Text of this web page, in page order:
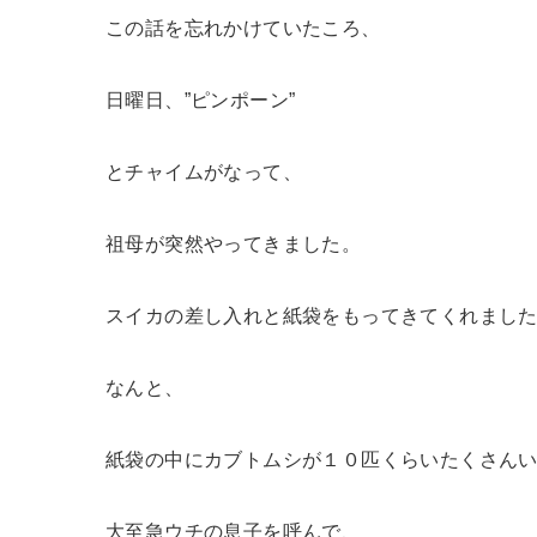
この話を忘れかけていたころ、
日曜日、”ピンポーン”
とチャイムがなって、
祖母が突然やってきました。
スイカの差し入れと紙袋をもってきてくれました
なんと、
紙袋の中にカブトムシが１０匹くらいたくさん
大至急ウチの息子を呼んで、